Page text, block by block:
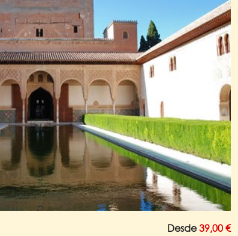
Desde39,00 €